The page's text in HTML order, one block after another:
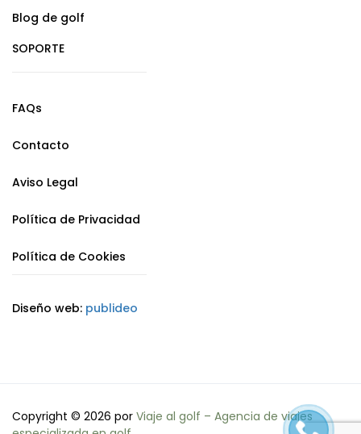
Blog de golf
SOPORTE
FAQs
Contacto
Aviso Legal
Política de Privacidad
Política de Cookies
Diseño web: publideo
Copyright © 2026 por Viaje al golf – Agencia de viajes